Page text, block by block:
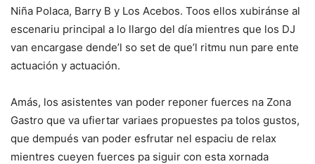
Niña Polaca, Barry B y Los Acebos. Toos ellos xubiránse al
escenariu principal a lo llargo del día mientres que los DJ
van encargase dende’l so set de que’l ritmu nun pare ente
actuación y actuación.
Amás, los asistentes van poder reponer fuerces na Zona
Gastro que va ufiertar variaes propuestes pa tolos gustos,
que dempués van poder esfrutar nel espaciu de relax
mientres cueyen fuerces pa siguir con esta xornada